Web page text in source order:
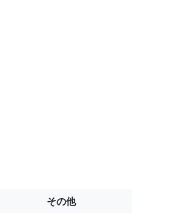
その他